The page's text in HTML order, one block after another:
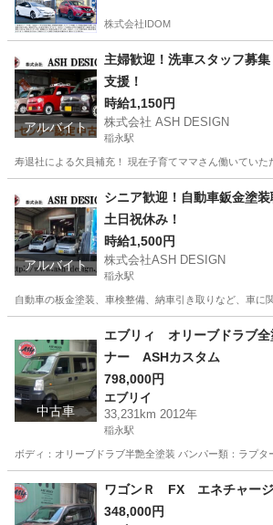
株式会社IDOM
アルバイト
主婦歓迎！洗車スタッフ募
支援！
時給1,150円
株式会社 ASH DESIGN
稲永駅
寿退社による欠員補充！ 現在子育てママさん働いてい
稲永駅 清掃 洗車
アルバイト
シニア歓迎！自動車鈑金塗装
土日祝休み！
時給1,500円
株式会社ASH DESIGN
稲永駅
自動車の板金塗装、車検整備、納車引き取りなど、車
稲永駅 その他 鈑金
中古車
エブリィ オリーブドラブ
ナー ASHカスタム
798,000円
エブリイ
33,231km 2012年
稲永駅
ボディ：オリーブドラブ半艶全塗装 バンパー類：ラプ
愛知 名古屋市 稲永駅 エブリイ ラプ
ワゴンＲ FX エネチャー
348,000円